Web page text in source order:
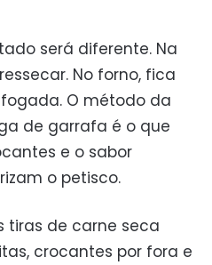
será diferente. Na
No forno, fica
O método da
de garrafa é o que
e o sabor
o petisco.
tiras de carne seca
crocantes por fora e